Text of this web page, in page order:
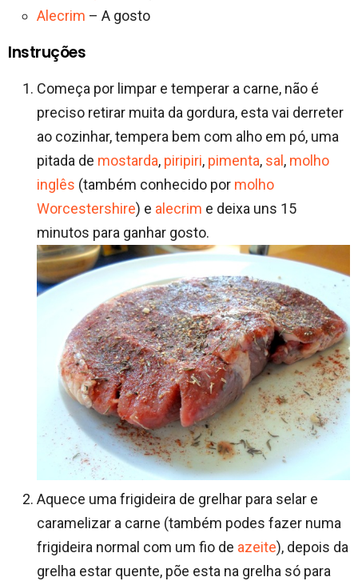
Alecrim – A gosto
Instruções
Começa por limpar e temperar a carne, não é
preciso retirar muita da gordura, esta vai derreter
ao cozinhar, tempera bem com alho em pó, uma
pitada de mostarda, piripiri, pimenta, sal , molho
inglês (também conhecido por molho
Worcestershire) e alecrim e deixa uns 15
minutos para ganhar gosto.
Aquece uma frigideira de grelhar para selar e
caramelizar a carne (também podes fazer numa
frigideira normal com um fio de azeite), depois da
grelha estar quente, põe esta na grelha só para